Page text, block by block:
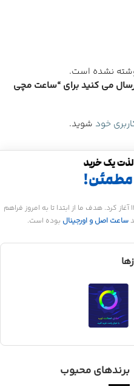
نشده است.
می کنید برای “ساعت مچی
خود شوید.
مجموعه ساعت جَم فعالیت خود را از سال 1401 آغاز کرد. هدف ما از ابتدا تا به امروز فراهم
ساعت اصل و اورجینال بوده است.
برندهای محبوب